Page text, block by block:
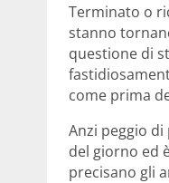
Terminato o
stanno
questione di
come prima
Anzi peggio
del giorno ed
precisano gli